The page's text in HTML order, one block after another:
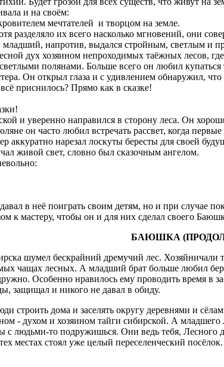
и на своём:
мечтателей и творцом на земле.
разделяло их всего насколько мгновений, они
напротив, выдался стройным, светлым и
дух хозяином непроходимых таёжных лесов,
полянами. Больше всего он любил купаться
Он открыл глаза и с удивлением обнаружил, что
приснилось? Прямо как в сказке!
и уверенно направился в сторону леса. Он
он часто любил встречать рассвет, когда
аккуратно нарезал лоскуты бересты для своей
живой свет, словно был сказочным ангелом.
в неё поиграть своим детям, но и при
к мастеру, чтобы он и для них сделал своего
БАЮШКА
шумел бескрайний дремучий лес.
чащах лесных. А младший брат больше любил
Особенно нравилось ему проводить время
защищал и никого не давал в обиду.
строить дома и заселять округу деревнями и
- духом и хозяином тайги сибирской. А
людьми-то подружишься. Они ведь тебя, Лесного
местах стоял уже целый переселенческий